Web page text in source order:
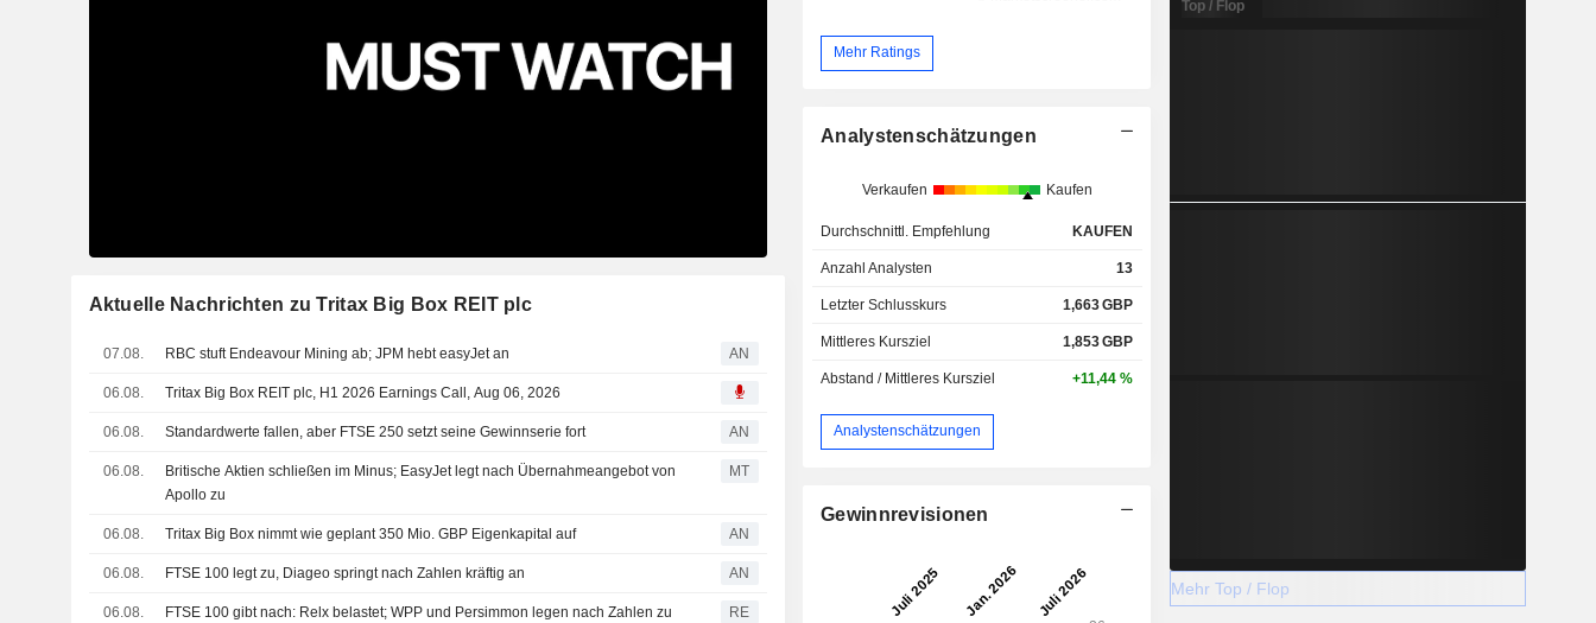
Aktuelle Nachrichten zu Tritax Big Box REIT plc
07.08. RBC stuft Endeavour Mining ab; JPM hebt easyJet an AN
06.08. Tritax Big Box REIT plc, H1 2026 Earnings Call, Aug 06, 2026
06.08. Standardwerte fallen, aber FTSE 250 setzt seine Gewinnserie fort AN
06.08.
Britische Aktien schließen im Minus; EasyJet legt nach Übernahmeangebot von
Apollo zu
MT
06.08. Tritax Big Box nimmt wie geplant 350 Mio. GBP Eigenkapital auf AN
06.08. FTSE 100 legt zu, Diageo springt nach Zahlen kräftig an AN
06.08. FTSE 100 gibt nach: Relx belastet; WPP und Persimmon legen nach Zahlen zu RE
Mehr Ratings
Analystenschätzungen
Verkaufen Kaufen
Durchschnittl. Empfehlung KAUFEN
Anzahl Analysten 13
Letzter Schlusskurs 1,663GBP
Mittleres Kursziel 1,853GBP
Abstand / Mittleres Kursziel +11,44 %
Analystenschätzungen
Gewinnrevisionen
Top / Flop
Mehr Top / Flop